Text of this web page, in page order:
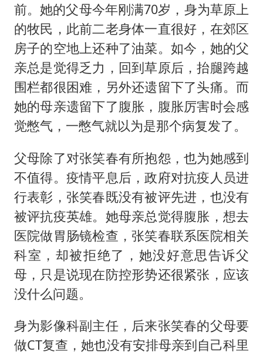
前。她的父母今年刚满70岁，身为草原上
的牧民，此前二老身体一直很好，在郊区
房子的空地上还种了油菜。如今，她的父
亲总是觉得乏力，回到草原后，抬腿跨越
围栏都很困难，另外还遗留下了头痛。而
她的母亲遗留下了腹胀，腹胀厉害时会感
觉憋气，一憋气就以为是那个病复发了。
父母除了对张笑春有所抱怨，也为她感到
不值得。疫情平息后，政府对抗疫人员进
行表彰，张笑春既没有被评先进，也没有
被评抗疫英雄。她母亲总觉得腹胀，想去
医院做胃肠镜检查，张笑春联系医院相关
科室，却被拒绝了，她没好意思告诉父
母，只是说现在防控形势还很紧张，应该
没什么问题。
身为影像科副主任，后来张笑春的父母要
做CT复查，她也没有安排母亲到自己科里